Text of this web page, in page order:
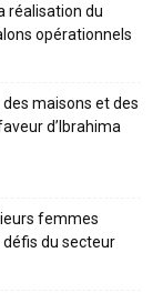
réalisation du
opérationnels
maisons et des
d’Ibrahima
femmes
du secteur